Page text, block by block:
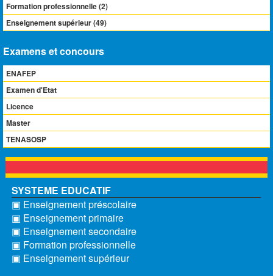
Formation professionnelle (2)
Enseignement supérieur (49)
Examens et concours
ENAFEP
Examen d'Etat
Licence
Master
TENASOSP
SYSTEME EDUCATIF
▣ Enseignement préscolaire
▣ Enseignement primaire
▣ Enseignement secondaire
▣ Formation professionnelle
▣ Enseignement supérieur